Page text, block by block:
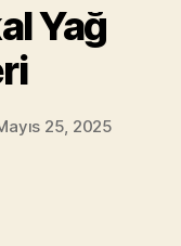
Yağ
25, 2025